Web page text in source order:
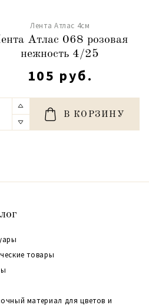
Лента Атлас 4см
Атлас 068 розовая
нежность 4/25
105 руб.
В КОРЗИНУ
товары
материал для цветов и